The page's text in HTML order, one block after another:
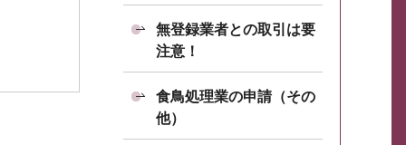
無登録業者との取引は要
注意！
食鳥処理業の申請（その
他）